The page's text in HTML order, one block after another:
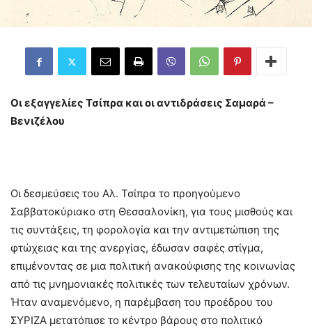
Οι εξαγγελίες Τσίπρα και οι αντιδράσεις Σαμαρά –
Βενιζέλου
Οι δεσμεύσεις του Αλ. Τσίπρα το προηγούμενο
Σαββατοκύριακο στη Θεσσαλονίκη, για τους μισθούς και
τις συντάξεις, τη φορολογία και την αντιμετώπιση της
φτώχειας και της ανεργίας, έδωσαν σαφές στίγμα,
επιμένοντας σε μια πολιτική ανακούφισης της κοινωνίας
από τις μνημονιακές πολιτικές των τελευταίων χρόνων.
Ήταν αναμενόμενο, η παρέμβαση του προέδρου του
ΣΥΡΙΖΑ μετατόπισε το κέντρο βάρους στο πολιτικό